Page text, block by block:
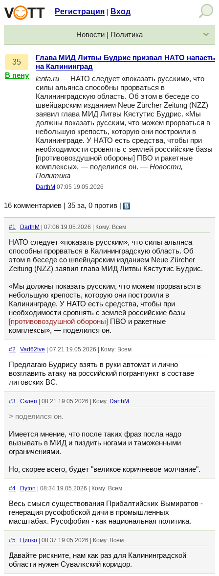
Регистрация Вход
Новости | Политика
35
В пену
Глава МИД Литвы Будрис призвал НАТО напасть
на Калининград
lenta.ru — НАТО следует «показать русским», что
силы альянса способны прорваться в
Калининградскую область. Об этом в беседе со
швейцарским изданием Neue Zürcher Zeitung (NZZ)
заявил глава МИД Литвы Кястутис Будрис. «Мы
должны показать русским, что можем прорваться в
небольшую крепость, которую они построили в
Калининграде. У НАТО есть средства, чтобы при
необходимости сровнять с землей российские базы
[противовоздушной обороны] ПВО и ракетные
комплексы», — поделился он. — Новости,
Политика
DarthM 07:05 19.05.2026
16 комментариев | 35 за, 0 против
#1 DarthM | 07:06 19.05.2026 | Кому: Всем
НАТО следует «показать русским», что силы альянса
способны прорваться в Калининградскую область. Об
этом в беседе со швейцарским изданием Neue Zürcher
Zeitung (NZZ) заявил глава МИД Литвы Кястутис Будрис.
«Мы должны показать русским, что можем прорваться в
небольшую крепость, которую они построили в
Калининграде. У НАТО есть средства, чтобы при
необходимости сровнять с землей российские базы
[противовоздушной обороны] ПВО и ракетные
комплексы», — поделился он.
#2 Vad62tve | 07:21 19.05.2026 | Кому: Всем
Предлагаю Будрису взять в руки автомат и лично
возглавить атаку на российский погранпункт в составе
литовских ВС.
#3 Склеп | 08:21 19.05.2026 | Кому: DarthM
> поделился он.
Имеется мнение, что после таких фраз посла надо
вызывать в МИД и пиздить ногами и таможенными
ограничениями.
Но, скорее всего, будет "великое коричневое молчание".
#4 Dyton | 08:34 19.05.2026 | Кому: Всем
Весь смысл существования Прибалтийских Вымиратов -
генерация русофобской дичи в промышленных
масштабах. Русофобия - как национальная политика.
#5 Ципко | 08:37 19.05.2026 | Кому: Всем
Давайте рискните, нам как раз для Калининградской
области нужен Сувалкский коридор.